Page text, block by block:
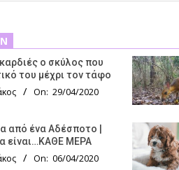
ο σκύλος που
του μέχρι τον τάφο
On: 29/04/2020
από ένα Αδέσποτο |
είναι…ΚΑΘΕ ΜΕΡΑ
On: 06/04/2020